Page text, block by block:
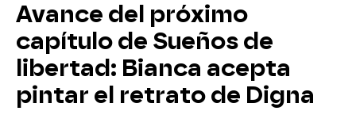
Avance del próximo
capítulo de Sueños de
libertad: Bianca acepta
pintar el retrato de Digna